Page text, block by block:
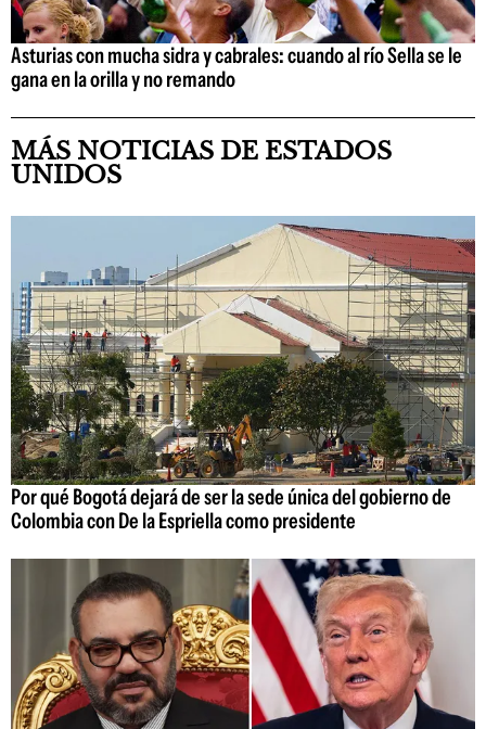
Asturias con mucha sidra y cabrales: cuando al río Sella se le
gana en la orilla y no remando
MÁS NOTICIAS DE ESTADOS
UNIDOS
Por qué Bogotá dejará de ser la sede única del gobierno de
Colombia con De la Espriella como presidente